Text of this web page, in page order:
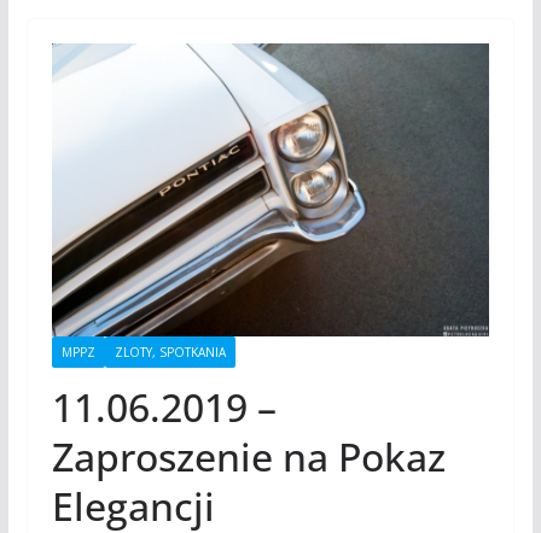
MPPZ ZLOTY, SPOTKANIA
11.06.2019 –
Zaproszenie na Pokaz
Elegancji